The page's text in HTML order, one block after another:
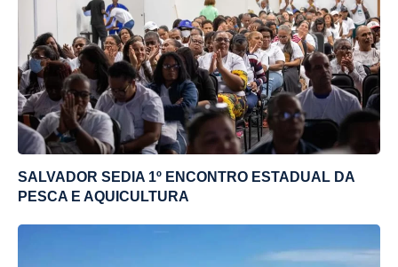
SALVADOR SEDIA 1º ENCONTRO ESTADUAL DA
PESCA E AQUICULTURA